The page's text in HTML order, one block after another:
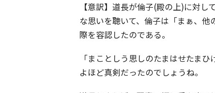
【意訳】道長が倫子(殿の上)に対
な思いを聴いて、倫子は「まぁ、
際を容認したのである。
「まことしう思しのたまはせたま
よほど真剣だったのでしょうね。